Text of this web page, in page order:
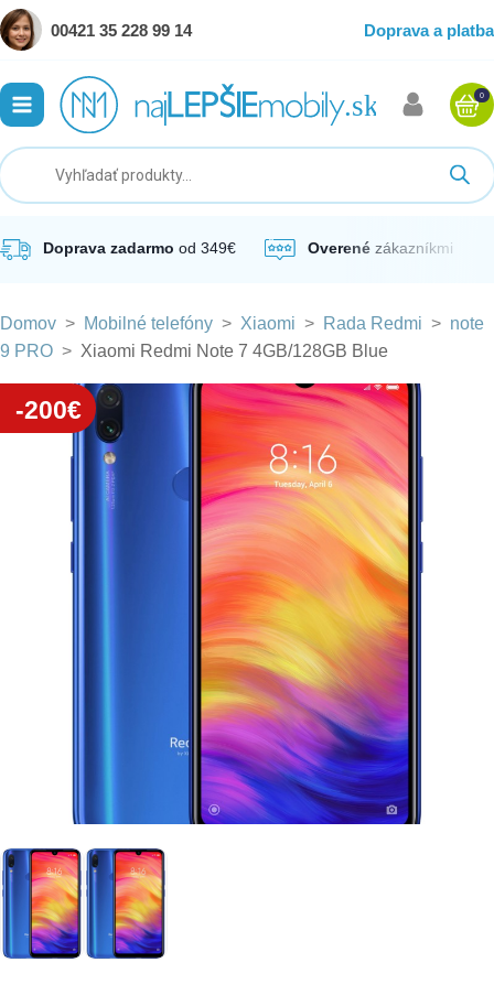
00421 35 228 99 14 Doprava a platba
0
Doprava zadarmo od 349€ Overené zákazníkmi
Domov > Mobilné telefóny > Xiaomi > Rada Redmi > note
9 PRO > Xiaomi Redmi Note 7 4GB/128GB Blue
-200€